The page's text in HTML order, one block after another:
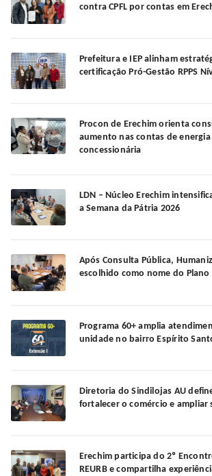
contra CPFL por contas em
Prefeitura e IEP alinham
certificação Pró-Gestão RPPS
Procon de Erechim orienta
aumento nas contas de
concessionária
LDN – Núcleo Erechim
a Semana da Pátria 2026
Após Consulta Pública,
escolhido como nome do
Programa 60+ amplia
unidade no bairro Espírito
Diretoria do Sindilojas AU
fortalecer o comércio e ampliar
Erechim participa do 2º
REURB e compartilha